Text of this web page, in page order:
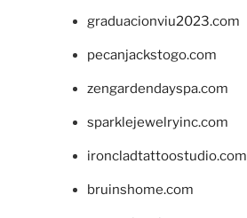
graduacionviu2023.com
pecanjackstogo.com
zengardendayspa.com
sparklejewelryinc.com
ironcladtattoostudio.com
bruinshome.com